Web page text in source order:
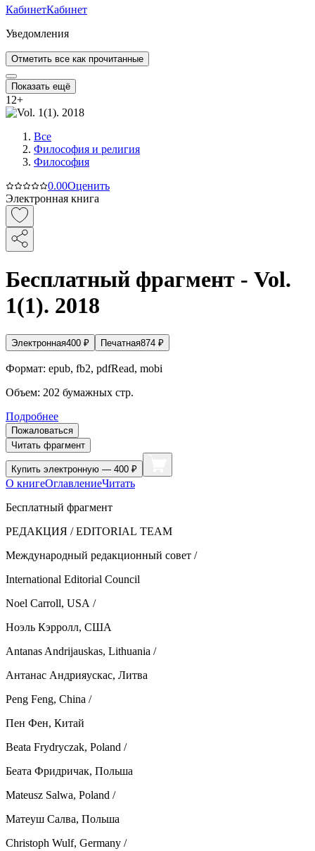
КабинетКабинет
Уведомления
Отметить все как прочитанные
Показать ещё
12+
Все
Философия и религия
Философия
0.00Оценить
Электронная книга
Бесплатный фрагмент - Vol.
1(1). 2018
Электронная400 ₽ Печатная874 ₽
Формат: epub, fb2, pdfRead, mobi
Объем: 202 бумажных стр.
Подробнее
Пожаловаться
Читать фрагмент
Купить электронную — 400 ₽
О книгеОглавлениеЧитать
Бесплатный фрагмент
РЕДАКЦИЯ / EDITORIAL TEAM
Международный редакционный совет /
International Editorial Council
Noel Carroll, USA /
Ноэль Кэрролл, США
Antanas Andrijauskas, Lithuania /
Антанас Андрияускас, Литва
Peng Feng, China /
Пен Фен, Китай
Beata Frydryczak, Poland /
Беата Фридричак, Польша
Mateusz Salwa, Poland /
Maтеуш Салва, Польша
Christoph Wulf, Germany /